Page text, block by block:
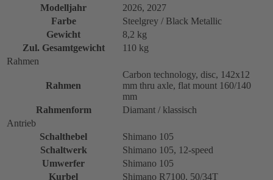
Modelljahr
2026, 2027
Farbe
Steelgrey / Black Metallic
Gewicht
8,2 kg
Zul. Gesamtgewicht
110 kg
Rahmen
Rahmen
Carbon technology, disc, 142x12
mm thru axle, flat mount 160/140
mm
Rahmenform
Diamant / klassisch
Antrieb
Schalthebel
Shimano 105
Schaltwerk
Shimano 105, 12-speed
Umwerfer
Shimano 105
Kurbel
Shimano R7100, 50/34T